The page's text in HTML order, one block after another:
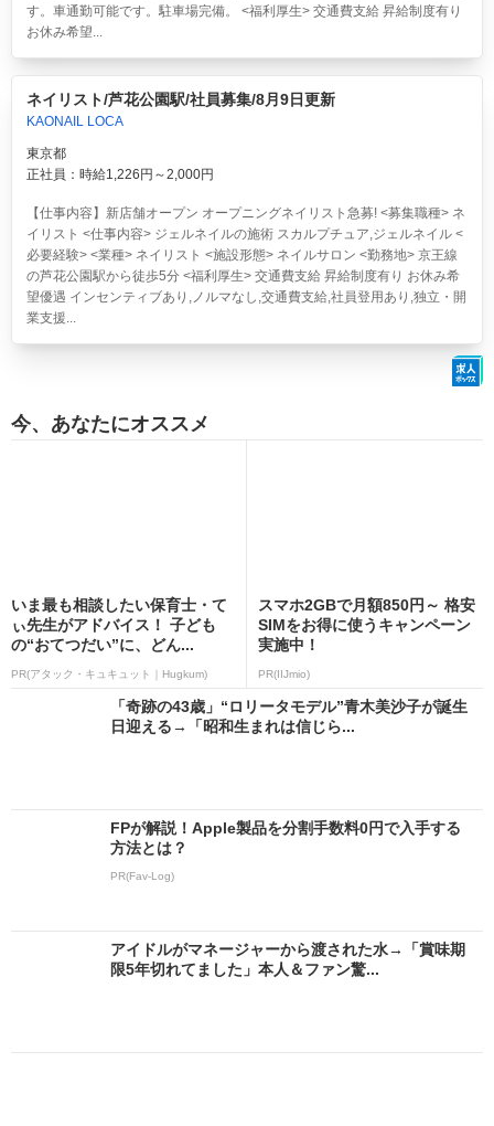
す。車通勤可能です。駐車場完備。 <福利厚生> 交通費支給 昇給制度有り
お休み希望...
ネイリスト/芦花公園駅/社員募集/8月9日更新
KAONAIL LOCA
東京都
正社員：時給1,226円～2,000円
【仕事内容】新店舗オープン オープニングネイリスト急募! <募集職種> ネ
イリスト <仕事内容> ジェルネイルの施術 スカルプチュア,ジェルネイル <
必要経験> <業種> ネイリスト <施設形態> ネイルサロン <勤務地> 京王線
の芦花公園駅から徒歩5分 <福利厚生> 交通費支給 昇給制度有り お休み希
望優遇 インセンティブあり,ノルマなし,交通費支給,社員登用あり,独立・開
業支援...
今、あなたにオススメ
いま最も相談したい保育士・て
ぃ先生がアドバイス！ 子ども
の“おてつだい”に、どん...
PR(アタック・キュキュット｜Hugkum)
スマホ2GBで月額850円～ 格安
SIMをお得に使うキャンペーン
実施中！
PR(IIJmio)
「奇跡の43歳」“ロリータモデル”青木美沙子が誕生
日迎える→「昭和生まれは信じら...
FPが解説！Apple製品を分割手数料0円で入手する
方法とは？
PR(Fav-Log)
アイドルがマネージャーから渡された水→「賞味期
限5年切れてました」本人＆ファン驚...